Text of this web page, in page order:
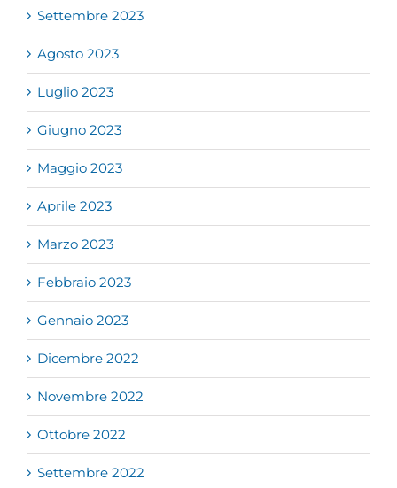
Settembre 2023
Agosto 2023
Luglio 2023
Giugno 2023
Maggio 2023
Aprile 2023
Marzo 2023
Febbraio 2023
Gennaio 2023
Dicembre 2022
Novembre 2022
Ottobre 2022
Settembre 2022